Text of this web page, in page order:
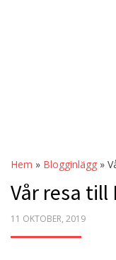
Hem » Blogginlägg »
Vår resa till
POSTED
11 OKTOBER, 2019